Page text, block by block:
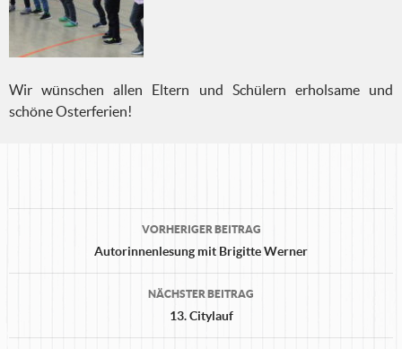
Wir wünschen allen Eltern und Schülern erholsame und
schöne Osterferien!
Navigation
VORHERIGER BEITRAG
Autorinnenlesung mit Brigitte Werner
NÄCHSTER BEITRAG
13. Citylauf